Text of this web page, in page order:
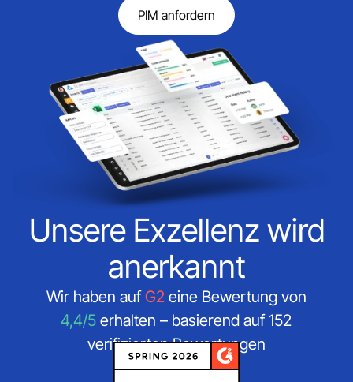
PIM anfordern
Unsere Exzellenz wird
anerkannt
Wir haben aufG2eine Bewertung von
4,4/5 erhalten – basierend auf 152
verifizierten Bewertungen